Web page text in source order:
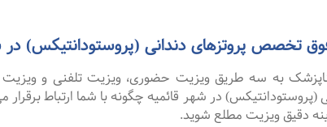
تخصص پروتزهای دندانی (پروستودانتیکس) در
به سه طریق ویزیت حضوری، ویزیت تلفنی و
در شهر قائمیه چگونه با شما ارتباط برقرار
دقیق ویزیت مطلع شوید.